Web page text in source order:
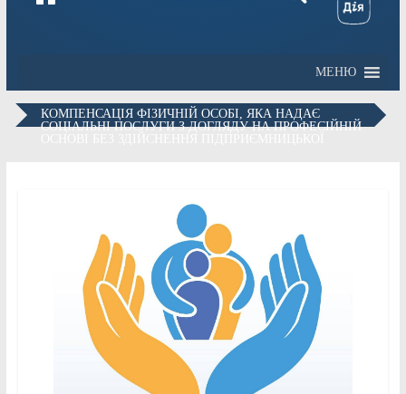
МЕНЮ
КОМПЕНСАЦІЯ ФІЗИЧНІЙ ОСОБІ, ЯКА НАДАЄ
СОЦІАЛЬНІ ПОСЛУГИ З ДОГЛЯДУ НА ПРОФЕСІЙНІЙ